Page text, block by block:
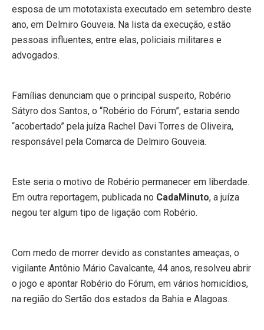
esposa de um mototaxista executado em setembro deste
ano, em Delmiro Gouveia. Na lista da execução, estão
pessoas influentes, entre elas, policiais militares e
advogados.
Famílias denunciam que o principal suspeito, Robério
Sátyro dos Santos, o “Robério do Fórum”, estaria sendo
“acobertado” pela juíza Rachel Davi Torres de Oliveira,
responsável pela Comarca de Delmiro Gouveia.
Este seria o motivo de Robério permanecer em liberdade.
Em outra reportagem, publicada no CadaMinuto, a juíza
negou ter algum tipo de ligação com Robério.
Com medo de morrer devido as constantes ameaças, o
vigilante Antônio Mário Cavalcante, 44 anos, resolveu abrir
o jogo e apontar Robério do Fórum, em vários homicídios,
na região do Sertão dos estados da Bahia e Alagoas.